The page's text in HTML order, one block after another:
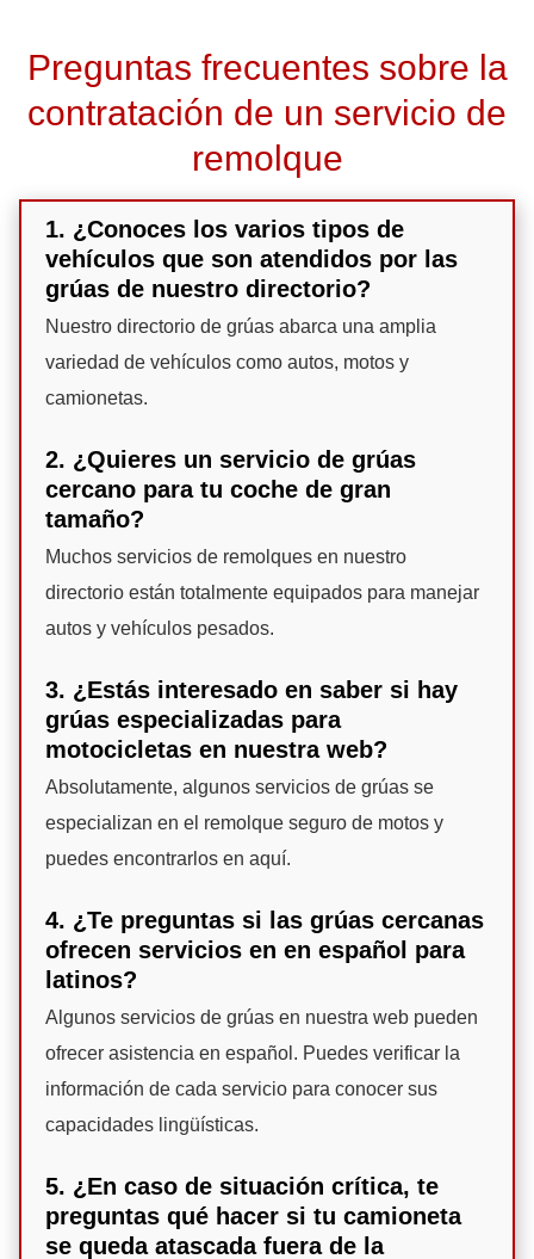
Preguntas frecuentes sobre la
contratación de un servicio de
remolque
1. ¿Conoces los varios tipos de
vehículos que son atendidos por las
grúas de nuestro directorio?
Nuestro directorio de grúas abarca una amplia
variedad de vehículos como autos, motos y
camionetas.
2. ¿Quieres un servicio de grúas
cercano para tu coche de gran
tamaño?
Muchos servicios de remolques en nuestro
directorio están totalmente equipados para manejar
autos y vehículos pesados.
3. ¿Estás interesado en saber si hay
grúas especializadas para
motocicletas en nuestra web?
Absolutamente, algunos servicios de grúas se
especializan en el remolque seguro de motos y
puedes encontrarlos en aquí.
4. ¿Te preguntas si las grúas cercanas
ofrecen servicios en en español para
latinos?
Algunos servicios de grúas en nuestra web pueden
ofrecer asistencia en español. Puedes verificar la
información de cada servicio para conocer sus
capacidades lingüísticas.
5. ¿En caso de situación crítica, te
preguntas qué hacer si tu camioneta
se queda atascada fuera de la